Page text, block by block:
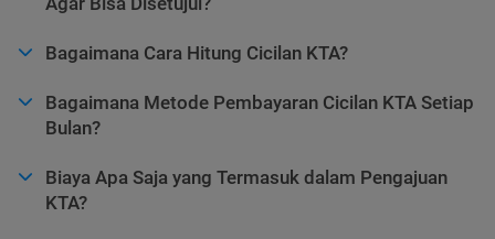
Bagaimana Cara Hitung Cicilan KTA?
Bagaimana Metode Pembayaran Cicilan KTA Setiap
Bulan?
Biaya Apa Saja yang Termasuk dalam Pengajuan
KTA?